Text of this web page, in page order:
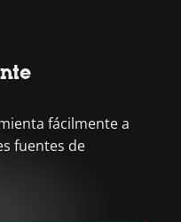
fácilmente a
fuentes de